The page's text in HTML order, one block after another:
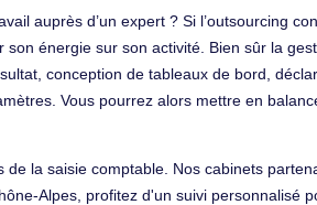
auprès d’un expert ? Si l’outsourcing
énergie sur son activité. Bien sûr la
conception de tableaux de bord,
Vous pourrez alors mettre en
la saisie comptable. Nos cabinets
Alpes, profitez d'un suivi personnalisé